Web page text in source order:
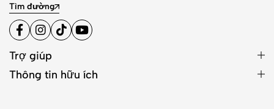
Tìm đường
Trợ giúp
Thông tin hữu ích